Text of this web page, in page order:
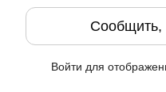
Сообщить,
Войти для